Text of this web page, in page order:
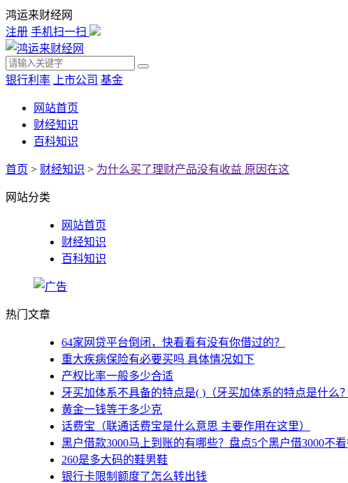
鸿运来财经网
注册 手机扫一扫
银行利率 上市公司 基金
网站首页
财经知识
百科知识
首页 > 财经知识 > 为什么买了理财产品没有收益 原因在这
网站分类
网站首页
财经知识
百科知识
热门文章
64家网贷平台倒闭，快看看有没有你借过的？
重大疾病保险有必要买吗 具体情况如下
产权比率一般多少合适
牙买加体系不具备的特点是( )（牙买加体系的特点是什么？
黄金一钱等于多少克
话费宝（联通话费宝是什么意思 主要作用在这里）
黑户借款3000马上到账的有哪些？盘点5个黑户借3000不
260是多大码的鞋男鞋
银行卡限制额度了怎么转出钱